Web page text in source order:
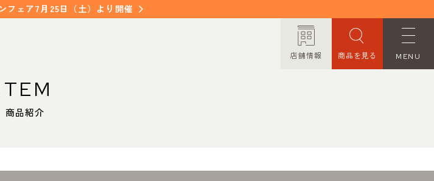
ェア7月25日（土）より開催
店舗情報 商品を見る MENU
お問い合わせ
商品紹介